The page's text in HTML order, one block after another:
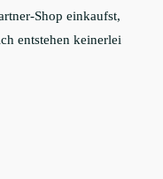
Shop einkaufst,
entstehen keinerlei